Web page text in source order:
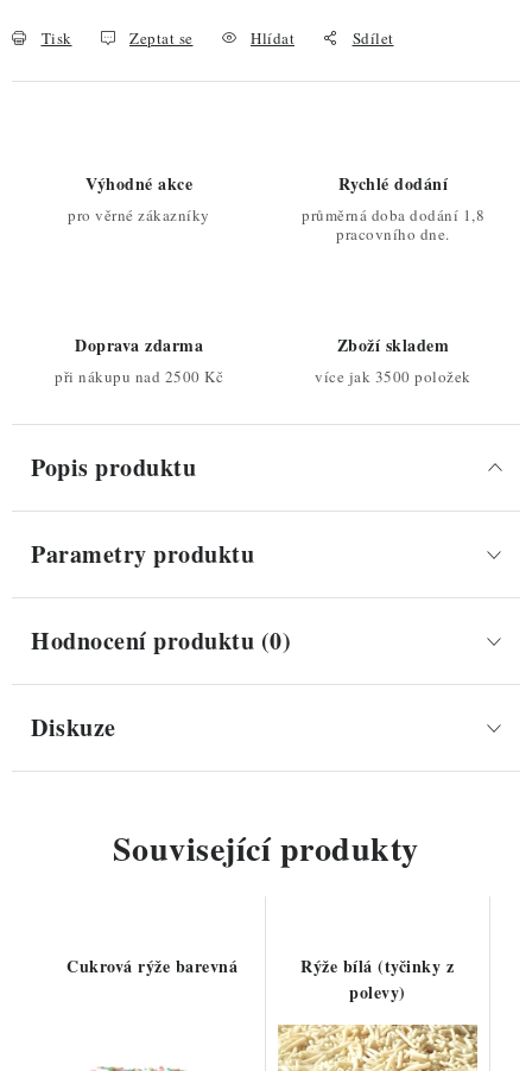
Tisk Zeptat se Hlídat Sdílet
Výhodné akce
pro věrné zákazníky
Rychlé dodání
průměrná doba dodání 1,8
pracovního dne.
Doprava zdarma
při nákupu nad 2500 Kč
Zboží skladem
více jak 3500 položek
Popis produktu
Parametry produktu
Hodnocení produktu (0)
Diskuze
Související produkty
Cukrová rýže barevná
Rýže bílá (tyčinky z
polevy)